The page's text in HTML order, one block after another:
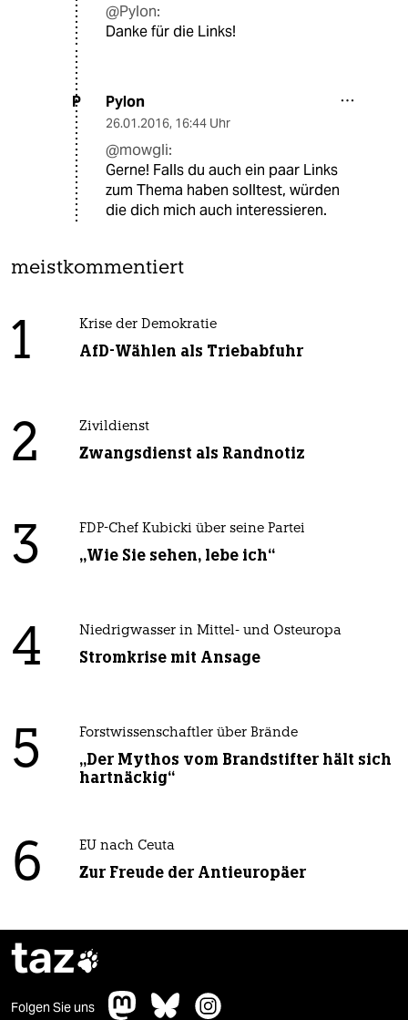
@Pylon:
Danke für die Links!
P Pylon
26.01.2016, 16:44 Uhr
@mowgli:
Gerne! Falls du auch ein paar Links
zum Thema haben solltest, würden
die dich mich auch interessieren.
meistkommentiert
1 Krise der Demokratie
AfD-Wählen als Triebabfuhr
2 Zivildienst
Zwangsdienst als Randnotiz
3 FDP-Chef Kubicki über seine Partei
„Wie Sie sehen, lebe ich“
4 Niedrigwasser in Mittel- und Osteuropa
Stromkrise mit Ansage
5 Forstwissenschaftler über Brände
„Der Mythos vom Brandstifter hält sich
hartnäckig“
6 EU nach Ceuta
Zur Freude der Antieuropäer
taz
Folgen Sie uns